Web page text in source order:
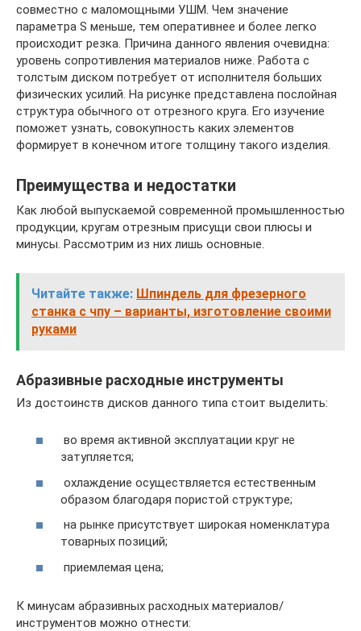
совместно с маломощными УШМ. Чем значение
параметра S меньше, тем оперативнее и более легко
происходит резка. Причина данного явления очевидна:
уровень сопротивления материалов ниже. Работа с
толстым диском потребует от исполнителя больших
физических усилий. На рисунке представлена послойная
структура обычного от отрезного круга. Его изучение
поможет узнать, совокупность каких элементов
формирует в конечном итоге толщину такого изделия.
Преимущества и недостатки
Как любой выпускаемой современной промышленностью
продукции, кругам отрезным присущи свои плюсы и
минусы. Рассмотрим из них лишь основные.
Читайте также: Шпиндель для фрезерного
станка с чпу – варианты, изготовление своими
руками
Абразивные расходные инструменты
Из достоинств дисков данного типа стоит выделить:
во время активной эксплуатации круг не
затупляется;
охлаждение осуществляется естественным
образом благодаря пористой структуре;
на рынке присутствует широкая номенклатура
товарных позиций;
приемлемая цена;
К минусам абразивных расходных материалов/
инструментов можно отнести: